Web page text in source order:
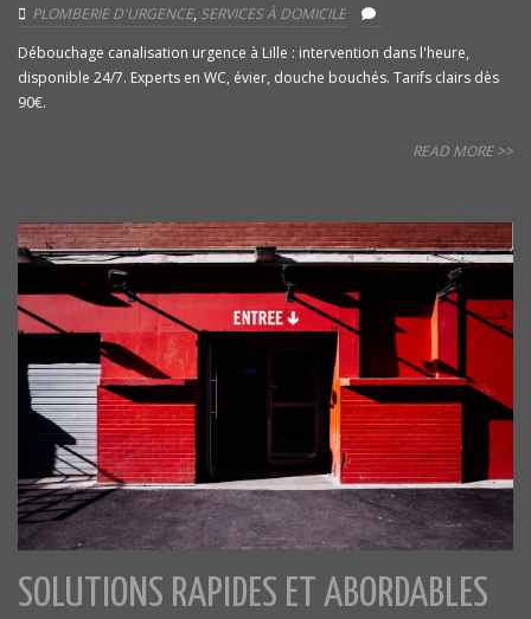
PLOMBERIE D'URGENCE, SERVICES À DOMICILE
Débouchage canalisation urgence à Lille : intervention dans l'heure,
disponible 24/7. Experts en WC, évier, douche bouchés. Tarifs clairs dès
90€.
READ MORE >>
SOLUTIONS RAPIDES ET ABORDABLES